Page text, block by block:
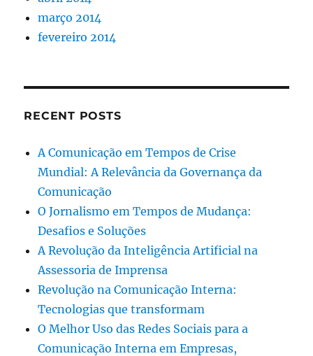
março 2014
fevereiro 2014
RECENT POSTS
A Comunicação em Tempos de Crise
Mundial: A Relevância da Governança da
Comunicação
O Jornalismo em Tempos de Mudança:
Desafios e Soluções
A Revolução da Inteligência Artificial na
Assessoria de Imprensa
Revolução na Comunicação Interna:
Tecnologias que transformam
O Melhor Uso das Redes Sociais para a
Comunicação Interna em Empresas,